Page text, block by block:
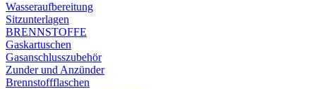
Wasseraufbereitung
Sitzunterlagen
BRENNSTOFFE
Gaskartuschen
Gasanschlusszubehör
Zunder und Anzünder
Brennstoffflaschen